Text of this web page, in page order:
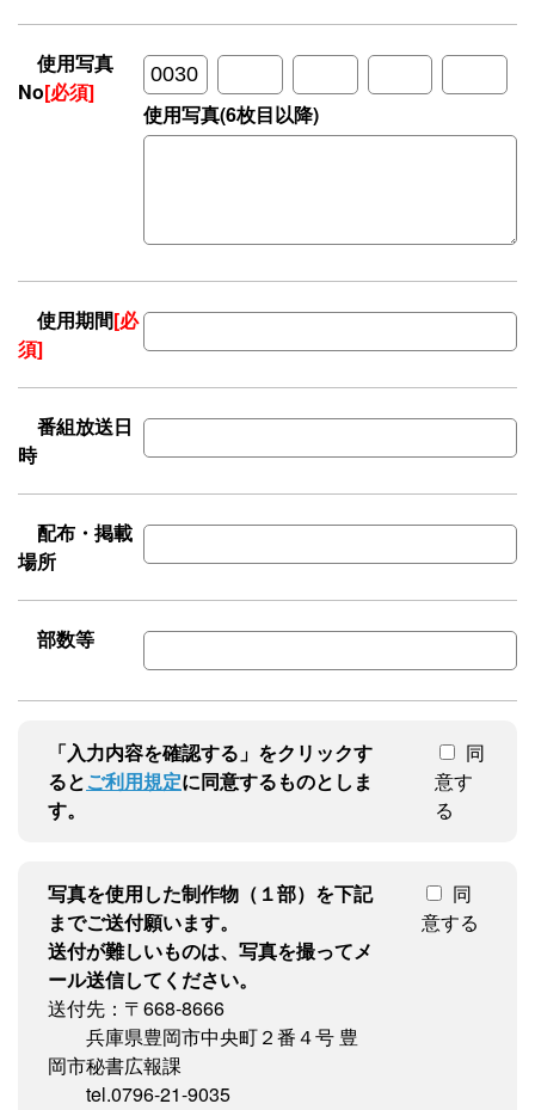
使用写真
No[必須]
使用写真(6枚目以降)
使用期間[必
須]
番組放送日
時
配布・掲載
場所
部数等
「入力内容を確認する」をクリックす
るとご利用規定に同意するものとしま
す。
同
意す
る
写真を使用した制作物（１部）を下記
までご送付願います。
送付が難しいものは、写真を撮ってメ
ール送信してください。
送付先：〒668-8666
兵庫県豊岡市中央町２番４号 豊
岡市秘書広報課
tel.0796-21-9035
同
意する